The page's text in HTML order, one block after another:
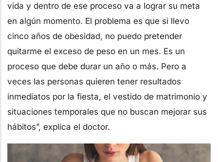
vida y dentro de ese proceso va a lograr su meta
en algún momento. El problema es que si llevo
cinco años de obesidad, no puedo pretender
quitarme el exceso de peso en un mes. Es un
proceso que debe durar un año o más. Pero a
veces las personas quieren tener resultados
inmediatos por la fiesta, el vestido de matrimonio y
situaciones temporales que no buscan mejorar sus
hábitos”, explica el doctor.